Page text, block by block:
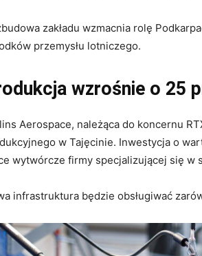
zakładu wzmacnia rolę
przemysłu lotniczego.
wzrośnie o 25
Aerospace, należąca do koncernu
w Tajęcinie. Inwestycja o
wytwórcze firmy specjalizującej się w
infrastruktura będzie obsługiwać